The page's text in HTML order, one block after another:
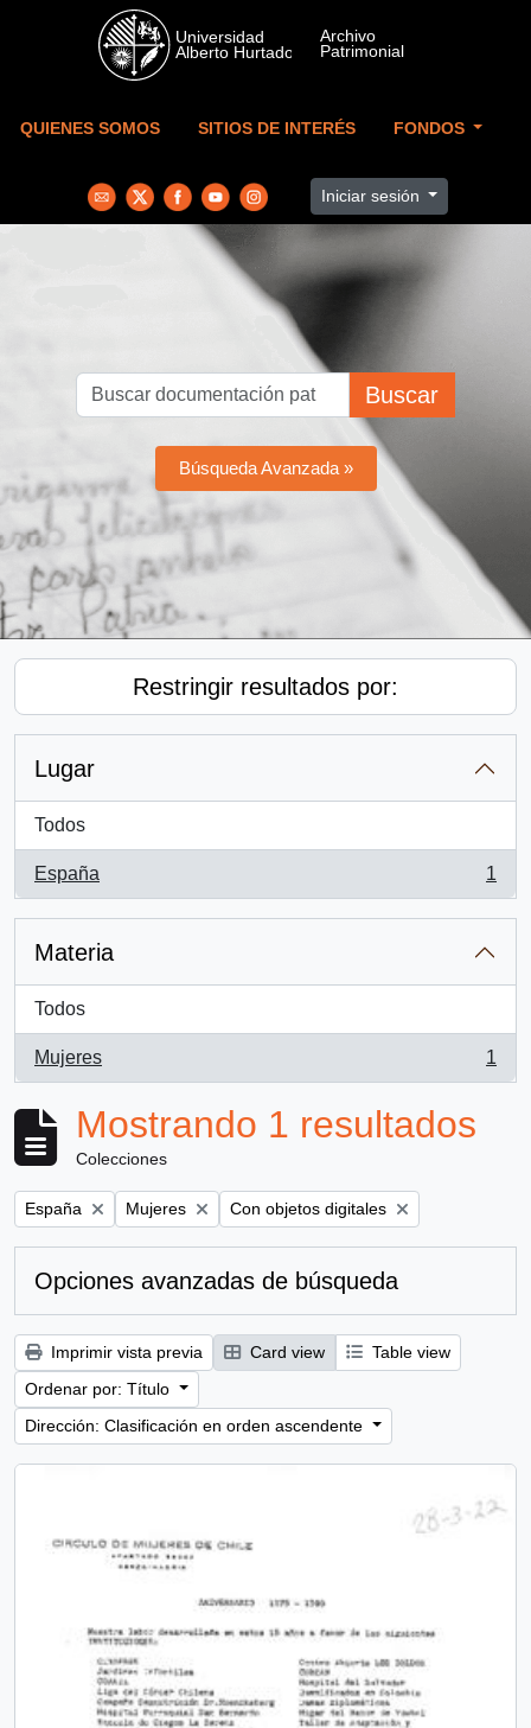
Skip to main content
QUIENES SOMOS SITIOS DE INTERÉS FONDOS
Iniciar sesión
Buscar
Búsqueda Avanzada »
Restringir resultados por:
Lugar
Todos
España
, 1 resultados
1
Materia
Todos
Mujeres
, 1 resultados
1
Mostrando 1 resultados
Colecciones
Remove filter:
España Remove filter:
Mujeres Remove filter:
Con objetos digitales
Opciones avanzadas de búsqueda
Imprimir vista previa Card view
Table view
Ordenar por: Título
Dirección: Clasificación en orden ascendente